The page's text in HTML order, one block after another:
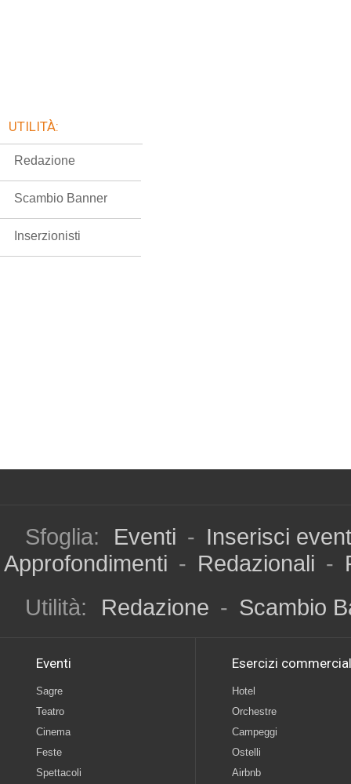
UTILITÀ:
Redazione
Scambio Banner
Inserzionisti
Sfoglia: Eventi - Inserisci
Approfondimenti - Redazionali -
Utilità:
Redazione - Scambio
Eventi
Sagre
Teatro
Cinema
Feste
Spettacoli
Esercizi
Hotel
Orchestre
Campeggi
Ostelli
Airbnb